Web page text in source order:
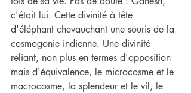
c'était lui. Cette divinité à tête
d'éléphant chevauchant une souris de la
cosmogonie indienne. Une divinité
reliant, non plus en termes d'opposition
mais d'équivalence, le microcosme et le
macrocosme, la splendeur et le vil, le